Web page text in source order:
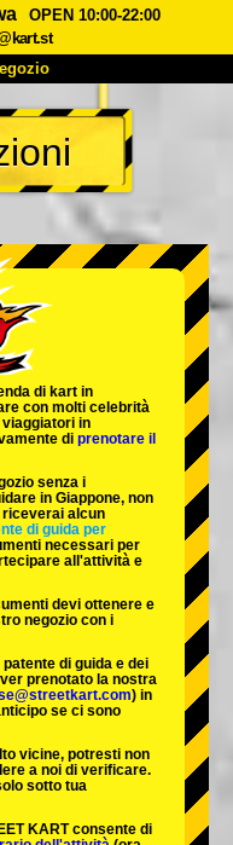
OPEN 10:00-22:00
Prezzo
Prenotazioni
Tokyo Akihabara#1
Tokyo Bay
Osaka
di kart in
con molti celebrità
viaggiatori in
di prenotare il
senza i
in Giappone, non
alcun
di guida per
necessari per
all'attività e
devi ottenere e
negozio con i
di guida e dei
prenotato la nostra
) in
se ci sono
vicine, potresti non
a noi di verificare.
sotto tua
KART consente di